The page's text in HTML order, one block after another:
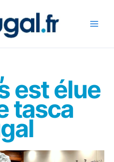
est élue
tasca